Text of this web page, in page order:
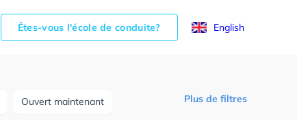
Êtes-vous l'école de conduite? English
Ouvert maintenant Plus de filtres